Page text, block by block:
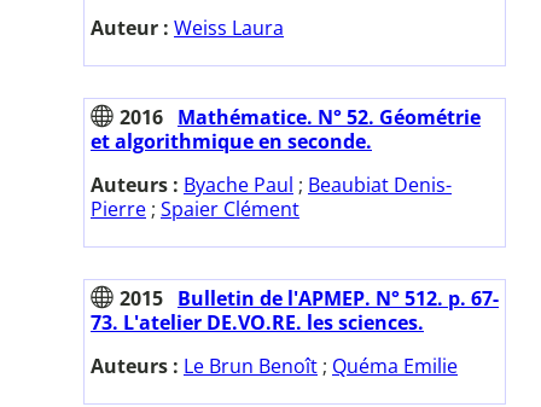
Auteur : Weiss Laura
2016 Mathématice. N° 52. Géométrie
et algorithmique en seconde.
Auteurs : Byache Paul ; Beaubiat Denis-
Pierre ; Spaier Clément
2015 Bulletin de l'APMEP. N° 512. p. 67-
73. L'atelier DE.VO.RE. les sciences.
Auteurs : Le Brun Benoît ; Quéma Emilie